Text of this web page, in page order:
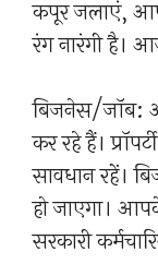
कपूर जलाएं,
रंग नारंगी है।
बिजनेस/जॉब:
कर रहे हैं।
सावधान रहें।
हो जाएगा।
सरकारी